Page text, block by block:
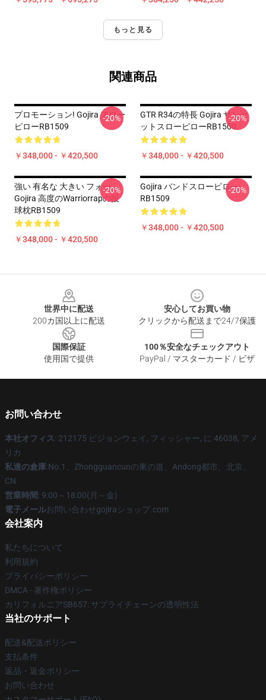
もっと見る
関連商品
プロモーション! Gojira スロー
ピローRB1509
￥348,000 - ￥420,500
-20%
GTR R34の特長 Gojira サンセ
ットスローピローRB1509
￥348,000 - ￥420,500
-20%
強い 有名な 大きい フォー
Gojira 高度のWarriorrapの投
球枕RB1509
￥348,000 - ￥420,500
-20%
Gojira バンドスローピロー
RB1509
￥348,000 - ￥420,500
-20%
世界中に配送
200カ国以上に配送
安心してお買い物
クリックから配送まで24/7保護
国際保証
使用国で提供
100％安全なチェックアウト
PayPal / マスターカード / ビザ
お問い合わせ
本社オフィス: 212175 ビジョンウェイ, フィッシャー, に 46038, アメ
リカ
私達の倉庫:No.1、Zhongguancunの東の道、Andong都市、北京、
CN
営業時間: 9:00～18:00(月～金)
電子メールお問い合わせgojiraショップ.com
会社案内
私たちについて
利用規約
プライバシーポリシー
DMCA - 著作権ポリシー
カリフォルニアSB657: サプライチェーンの透明性法
当社のサポート
配送&配送ポリシー
支払条件
返品・返金ポリシー
お問い合わせ